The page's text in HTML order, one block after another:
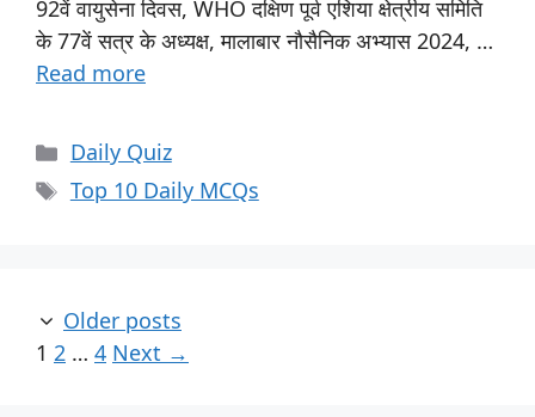
92वें वायुसेना दिवस, WHO दक्षिण पूर्व एशिया क्षेत्रीय समिति
के 77वें सत्र के अध्यक्ष, मालाबार नौसैनिक अभ्यास 2024, …
Read more
Daily Quiz
Top 10 Daily MCQs
Older posts
1 2 … 4 Next →